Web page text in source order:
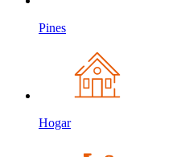
Pines
Hogar